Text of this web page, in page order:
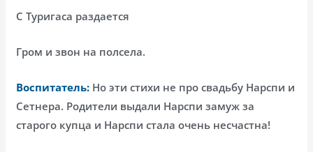
С Туригаса раздается
Гром и звон на полсела.
Воспитатель: Но эти стихи не про свадьбу Нарспи и
Сетнера. Родители выдали Нарспи замуж за
старого купца и Нарспи стала очень несчастна!